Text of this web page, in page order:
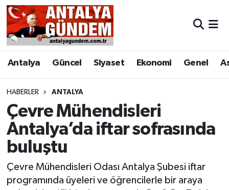
Antalya Güncel Siyaset Ekonomi Genel
HABERLER ANTALYA
Çevre Mühendisleri
Antalya’da iftar sofrasında
buluştu
Çevre Mühendisleri Odası Antalya Şubesi iftar
programında üyeleri ve öğrencilerle bir araya
Antalya
Asayiş
Bilim & Teknoloji
Bölge
EĞİTİM
Ekonomi
Antalya Nöbetçi Eczaneler
Antalya Hava Durumu
Antalya Namaz Vakitleri
Antalya Trafik Yoğunluk Haritası
Süper Lig Puan Durumu ve Fikstür
Tüm Manşetler